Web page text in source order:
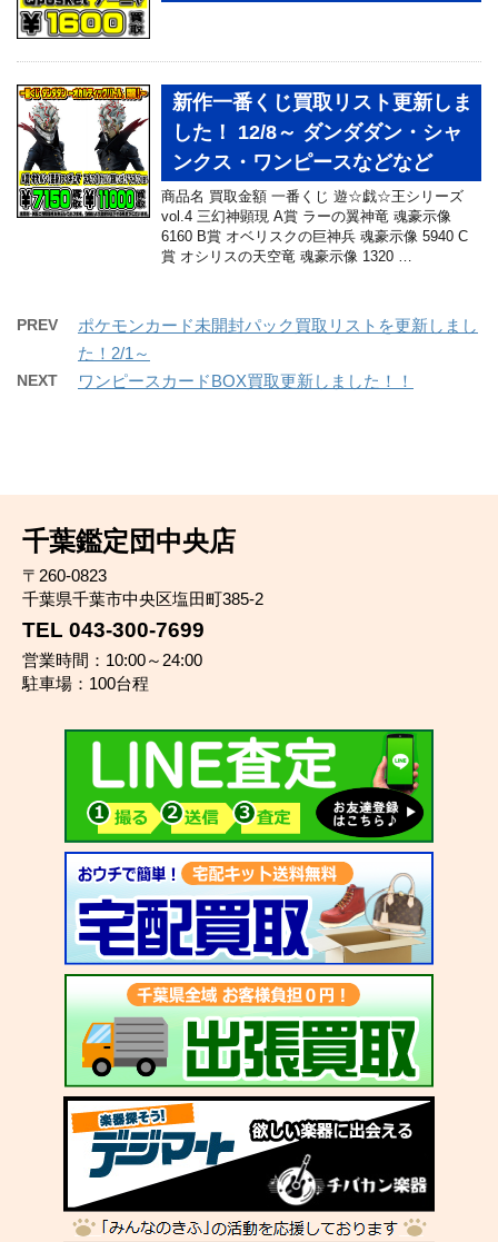
新作一番くじ買取リスト更新しま
した！ 12/8～ ダンダダン・シャ
ンクス・ワンピースなどなど
商品名 買取金額 一番くじ 遊☆戯☆王シリーズ
vol.4 三幻神顕現 A賞 ラーの翼神竜 魂豪示像
6160 B賞 オベリスクの巨神兵 魂豪示像 5940 C
賞 オシリスの天空竜 魂豪示像 1320 …
PREV
ポケモンカード未開封パック買取リストを更新しまし
た！2/1～
NEXT ワンピースカードBOX買取更新しました！！
千葉鑑定団中央店
〒260-0823
千葉県千葉市中央区塩田町385-2
TEL 043-300-7699
営業時間：10:00～24:00
駐車場：100台程